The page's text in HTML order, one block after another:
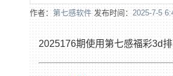
作者： 第七感软件发布时间： 2025-7-5
2025176期使用第七感福彩3d